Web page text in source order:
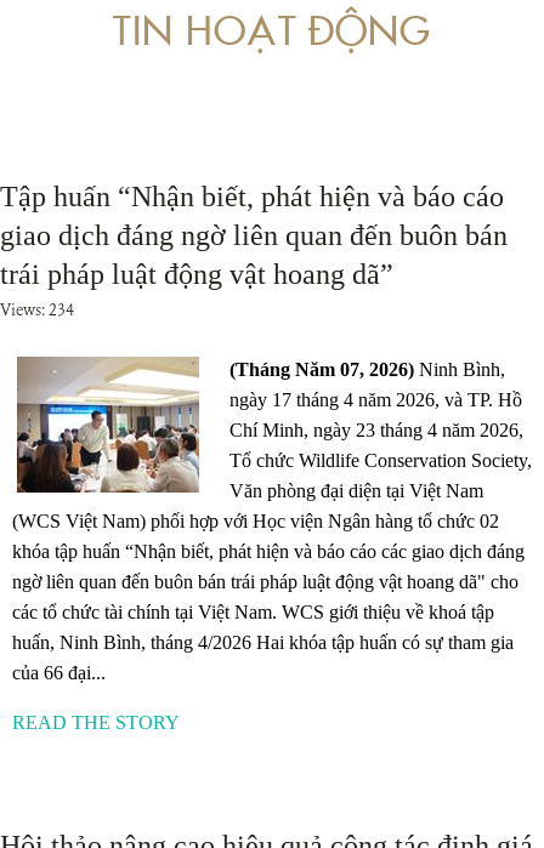
PHÒNG, CHỐNG RỬA TIỀN LIÊN QUAN ĐẾN BUÔN BÁN TRÁI PHÁP
TIN HOẠT ĐỘNG
Tập huấn “Nhận biết, phát hiện và báo cáo
giao dịch đáng ngờ liên quan đến buôn bán
trái pháp luật động vật hoang dã”
Views: 234
(Tháng Năm 07, 2026) Ninh Bình,
ngày 17 tháng 4 năm 2026, và TP. Hồ
Chí Minh, ngày 23 tháng 4 năm 2026,
Tổ chức Wildlife Conservation Society,
Văn phòng đại diện tại Việt Nam
(WCS Việt Nam) phối hợp với Học viện Ngân hàng tổ chức 02
khóa tập huấn “Nhận biết, phát hiện và báo cáo các giao dịch đáng
ngờ liên quan đến buôn bán trái pháp luật động vật hoang dã" cho
các tổ chức tài chính tại Việt Nam. WCS giới thiệu về khoá tập
huấn, Ninh Bình, tháng 4/2026 Hai khóa tập huấn có sự tham gia
của 66 đại...
READ THE STORY